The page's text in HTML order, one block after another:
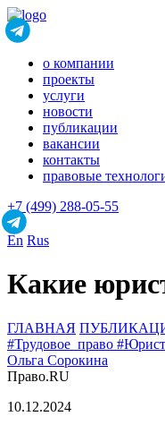
о компании
проекты
услуги
новости
публикации
вакансии
контакты
правовые
+7 (499) 288-05-55
En Rus
Какие
ГЛАВНАЯ
#Трудовое_право
Ольга Сорокина
Право.RU
10.12.2024